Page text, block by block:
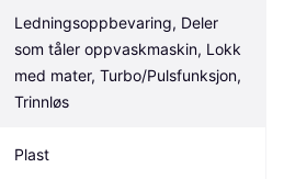
Ledningsoppbevaring, Deler
som tåler oppvaskmaskin, Lokk
med mater, Turbo/Pulsfunksjon,
Trinnløs
Plast